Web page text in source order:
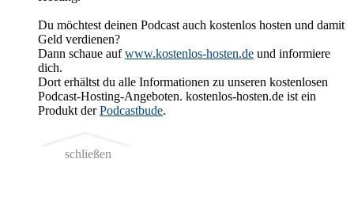
Du möchtest deinen Podcast auch kostenlos hosten und damit
Geld verdienen?
Dann schaue aufwww.kostenlos-hosten.de und informiere
dich.
Dort erhältst du alle Informationen zu unseren kostenlosen
Podcast-Hosting-Angeboten. kostenlos-hosten.de ist ein
Produkt derPodcastbude.
schließen